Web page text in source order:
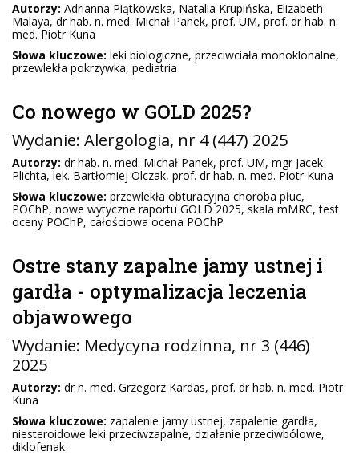
Autorzy: Adrianna Piątkowska, Natalia Krupińska, Elizabeth
Malaya, dr hab. n. med. Michał Panek, prof. UM, prof. dr hab. n.
med. Piotr Kuna
Słowa kluczowe: leki biologiczne, przeciwciała monoklonalne,
przewlekła pokrzywka, pediatria
Co nowego w GOLD 2025?
Wydanie: Alergologia, nr 4 (447) 2025
Autorzy: dr hab. n. med. Michał Panek, prof. UM, mgr Jacek
Plichta, lek. Bartłomiej Olczak, prof. dr hab. n. med. Piotr Kuna
Słowa kluczowe: przewlekła obturacyjna choroba płuc,
POChP, nowe wytyczne raportu GOLD 2025, skala mMRC, test
oceny POChP, całościowa ocena POChP
Ostre stany zapalne jamy ustnej i
gardła - optymalizacja leczenia
objawowego
Wydanie: Medycyna rodzinna, nr 3 (446)
2025
Autorzy: dr n. med. Grzegorz Kardas, prof. dr hab. n. med. Piotr
Kuna
Słowa kluczowe: zapalenie jamy ustnej, zapalenie gardła,
niesteroidowe leki przeciwzapalne, działanie przeciwbólowe,
diklofenak